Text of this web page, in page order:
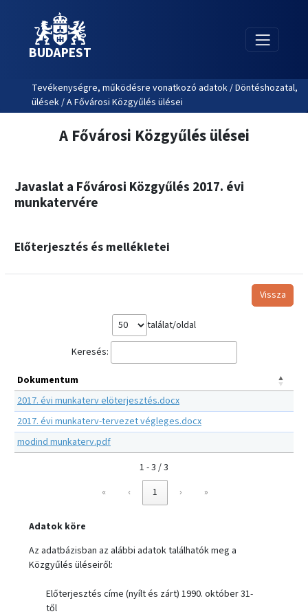
BUDAPEST
Tevékenységre, működésre vonatkozó adatok / Döntéshozatal,
ülések / A Fővárosi Közgyűlés ülései
A Fővárosi Közgyűlés ülései
Javaslat a Fővárosi Közgyűlés 2017. évi
munkatervére
Előterjesztés és mellékletei
Vissza
találat/oldal
Keresés:
Dokumentum
2017. évi munkaterv elöterjesztés.docx
2017. évi munkaterv-tervezet végleges.docx
modind munkaterv.pdf
1 - 3 / 3
«
‹ 1 › »
Adatok köre
Az adatbázisban az alábbi adatok találhatók meg a
Közgyűlés üléseiről:
Előterjesztés címe (nyílt és zárt) 1990. október 31-
től